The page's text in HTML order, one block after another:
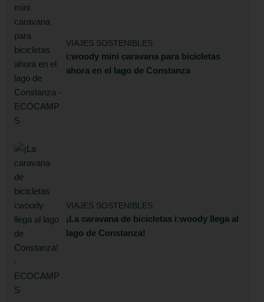
VIAJES SOSTENIBLES
i:woody mini caravana para bicicletas
ahora en el lago de Constanza
VIAJES SOSTENIBLES
¡La caravana de bicicletas i:woody llega al
lago de Constanza!